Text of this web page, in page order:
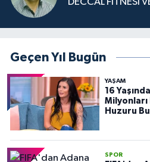
DECCAL FİTNESİ
Geçen Yıl Bugün
YAŞAM
16
Huzuru
SPOR